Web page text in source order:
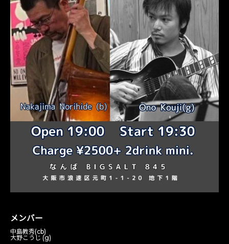
メンバー
中島教秀(cb)
大野こうじ (g)